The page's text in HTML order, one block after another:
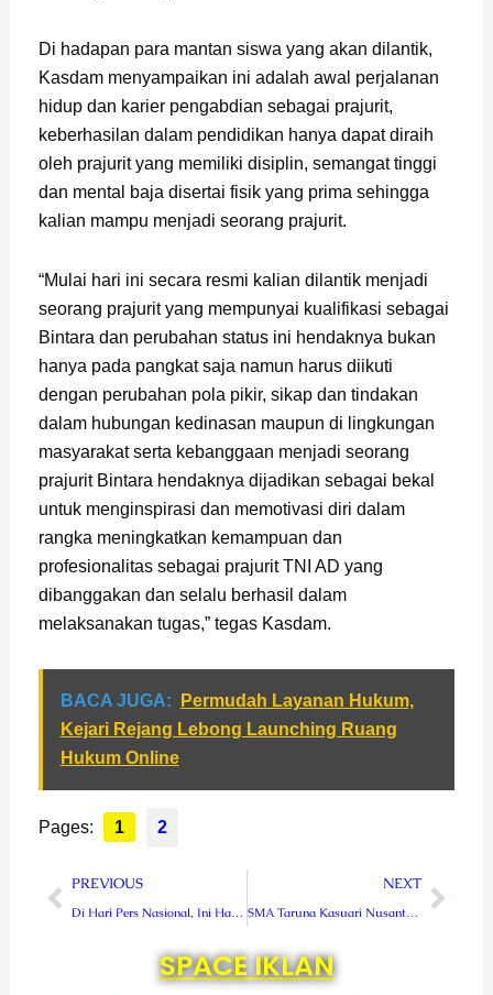
Di hadapan para mantan siswa yang akan dilantik,
Kasdam menyampaikan ini adalah awal perjalanan
hidup dan karier pengabdian sebagai prajurit,
keberhasilan dalam pendidikan hanya dapat diraih
oleh prajurit yang memiliki disiplin, semangat tinggi
dan mental baja disertai fisik yang prima sehingga
kalian mampu menjadi seorang prajurit.
“Mulai hari ini secara resmi kalian dilantik menjadi
seorang prajurit yang mempunyai kualifikasi sebagai
Bintara dan perubahan status ini hendaknya bukan
hanya pada pangkat saja namun harus diikuti
dengan perubahan pola pikir, sikap dan tindakan
dalam hubungan kedinasan maupun di lingkungan
masyarakat serta kebanggaan menjadi seorang
prajurit Bintara hendaknya dijadikan sebagai bekal
untuk menginspirasi dan memotivasi diri dalam
rangka meningkatkan kemampuan dan
profesionalitas sebagai prajurit TNI AD yang
dibanggakan dan selalu berhasil dalam
melaksanakan tugas,” tegas Kasdam.
BACA JUGA:
Permudah Layanan Hukum,
Kejari Rejang Lebong Launching Ruang
Hukum Online
Pages: 1 2
Prev
PREVIOUS
Di Hari Pers Nasional, Ini Harapan Ketua DPRD Lebong
NEXT
SMA Taruna Kasuari Nusantara Kodam Kasuari Siap Berkolaborasi dengan Disdik Papua Barat
Next
SPACE IKLAN